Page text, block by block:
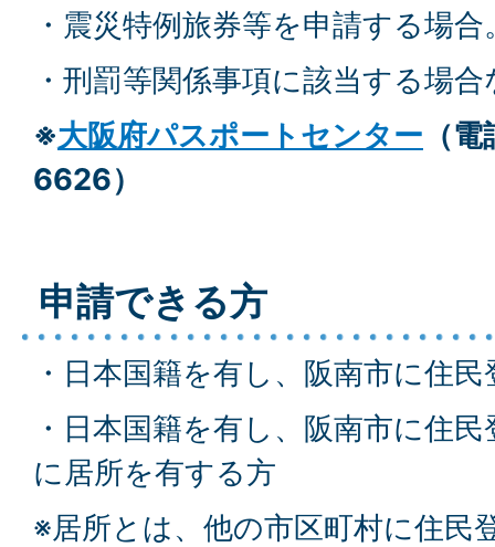
・震災特例旅券等を申請する場合
・刑罰等関係事項に該当する場
※大阪府パスポートセンター （
6626）
申請できる方
・日本国籍を有し、阪南市に住
・日本国籍を有し、阪南市に住
に居所を有する方
※居所とは、他の市区町村に住民